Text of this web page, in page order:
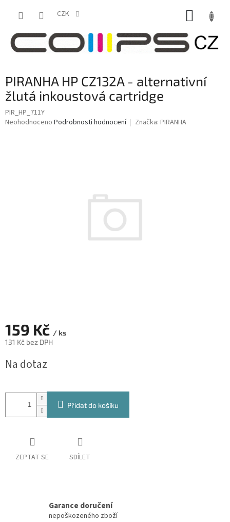
CZK
PIRANHA HP CZ132A - alternativní
žlutá inkoustová cartridge
PIR_HP_711Y
Průměrné
Neohodnoceno Podrobnosti hodnocení Značka: PIRANHA
159 Kč / ks
131 Kč bez DPH
cena:
Na dotaz
Přidat do košíku
ZEPTAT SE SDÍLET
Garance doručení
nepoškozeného zboží